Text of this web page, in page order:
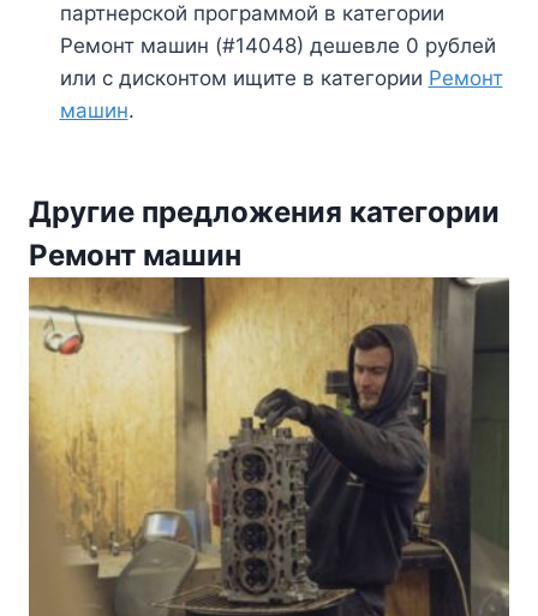
партнерской программой в категории
Ремонт машин (#14048) дешевле 0 рублей
или с дисконтом ищите в категории Ремонт
машин.
Другие предложения категории
Ремонт машин